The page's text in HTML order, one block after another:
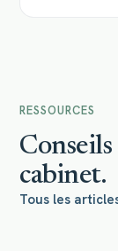
RESSOURCES
cabinet.
Tous les